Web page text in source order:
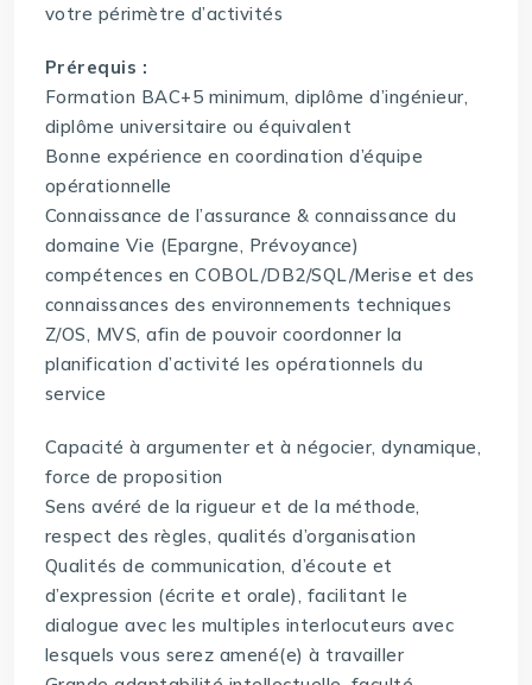
votre périmètre d’activités
Prérequis :
Formation BAC+5 minimum, diplôme d’ingénieur,
diplôme universitaire ou équivalent
Bonne expérience en coordination d’équipe
opérationnelle
Connaissance de l’assurance & connaissance du
domaine Vie (Epargne, Prévoyance)
compétences en COBOL/DB2/SQL/Merise et des
connaissances des environnements techniques
Z/OS, MVS, afin de pouvoir coordonner la
planification d’activité les opérationnels du
service
Capacité à argumenter et à négocier, dynamique,
force de proposition
Sens avéré de la rigueur et de la méthode,
respect des règles, qualités d’organisation
Qualités de communication, d’écoute et
d’expression (écrite et orale), facilitant le
dialogue avec les multiples interlocuteurs avec
lesquels vous serez amené(e) à travailler